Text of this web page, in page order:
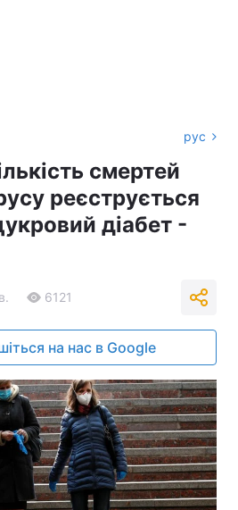
рус
смертей
реєструється
діабет -
6121
на нас в Google